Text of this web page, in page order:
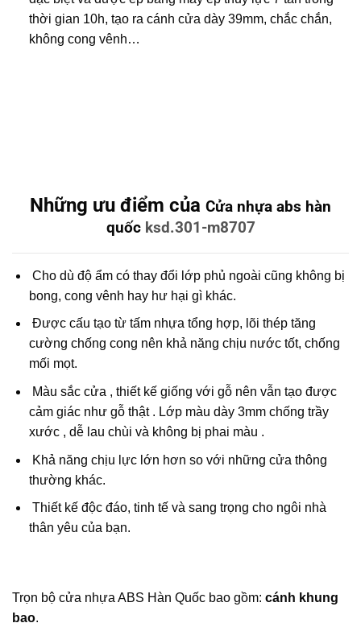
thời gian 10h, tạo ra cánh cửa dày 39mm, chắc chắn,
không cong vênh…
Những ưu điểm của Cửa nhựa abs hàn
quốcksd.301-m8707
Cho dù độ ẩm có thay đổi lớp phủ ngoài cũng không bị
bong, cong vênh hay hư hại gì khác.
Được cấu tạo từ tấm nhựa tổng hợp, lõi thép tăng
cường chống cong nên khả năng chịu nước tốt, chống
mối mọt.
Màu sắc cửa , thiết kế giống với gỗ nên vẫn tạo được
cảm giác như gỗ thật . Lớp màu dày 3mm chống trầy
xước , dễ lau chùi và không bị phai màu .
Khả năng chịu lực lớn hơn so với những cửa thông
thường khác.
Thiết kế độc đáo, tinh tế và sang trọng cho ngôi nhà
thân yêu của bạn.
Trọn bộ cửa nhựa ABS Hàn Quốc bao gồm: cánh khung
bao.